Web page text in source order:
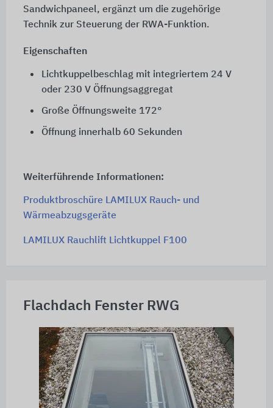
Sandwichpaneel, ergänzt um die zugehörige
Technik zur Steuerung der RWA-Funktion.
Eigenschaften
Lichtkuppelbeschlag mit integriertem 24 V
oder 230 V Öffnungsaggregat
Große Öffnungsweite 172°
Öffnung innerhalb 60 Sekunden
Weiterführende Informationen:
Produktbroschüre LAMILUX Rauch- und
Wärmeabzugsgeräte
LAMILUX Rauchlift Lichtkuppel F100
Flachdach Fenster RWG